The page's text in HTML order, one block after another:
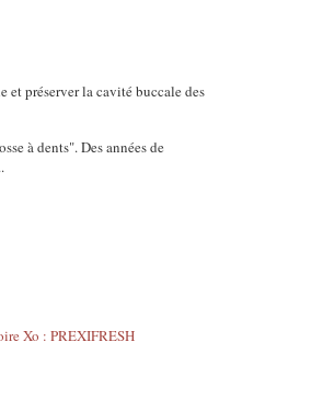
préserver la cavité buccale des
à dents". Des années de